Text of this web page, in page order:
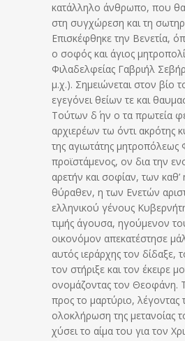
κατάλληλο άνθρωπο, που
στη συγχώρεση και τη
Επισκέφθηκε την Βενετία,
ο σοφός και άγιος
Φιλαδελφείας Γαβριήλ
μ.χ.). Σημειώνεται στον βίο
εγεγόνει θείων τε και
Τούτων δ΄ ην ο τα πρωτεία
αρχιερέων τω όντι ακρότης
της αγιωτάτης μητροπόλεως
προϊστάμενος, ον δια την
αρετήν και σοφίαν, των καθ’
θύραθεν, η των Ενετών
ελληνικού γένους
τιμής άγουσα, ηγούμενον
οικονόμον απεκατέστησε
αυτός ιεράρχης τον δίδαξε,
τον στήριξε και τον έκειρε
ονομάζοντας τον Θεοφάνη.
προς το μαρτύριο, λέγοντας
ολοκλήρωση της μετανοίας
χύσει το αίμα του για τον